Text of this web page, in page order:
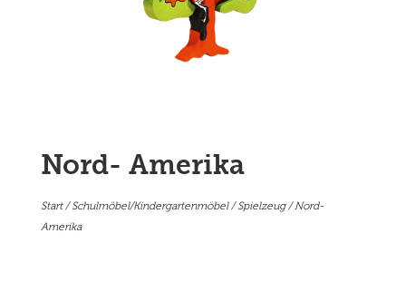
Nord- Amerika
Start/Schulmöbel/Kindergartenmöbel/Spielzeug/ Nord-
Amerika